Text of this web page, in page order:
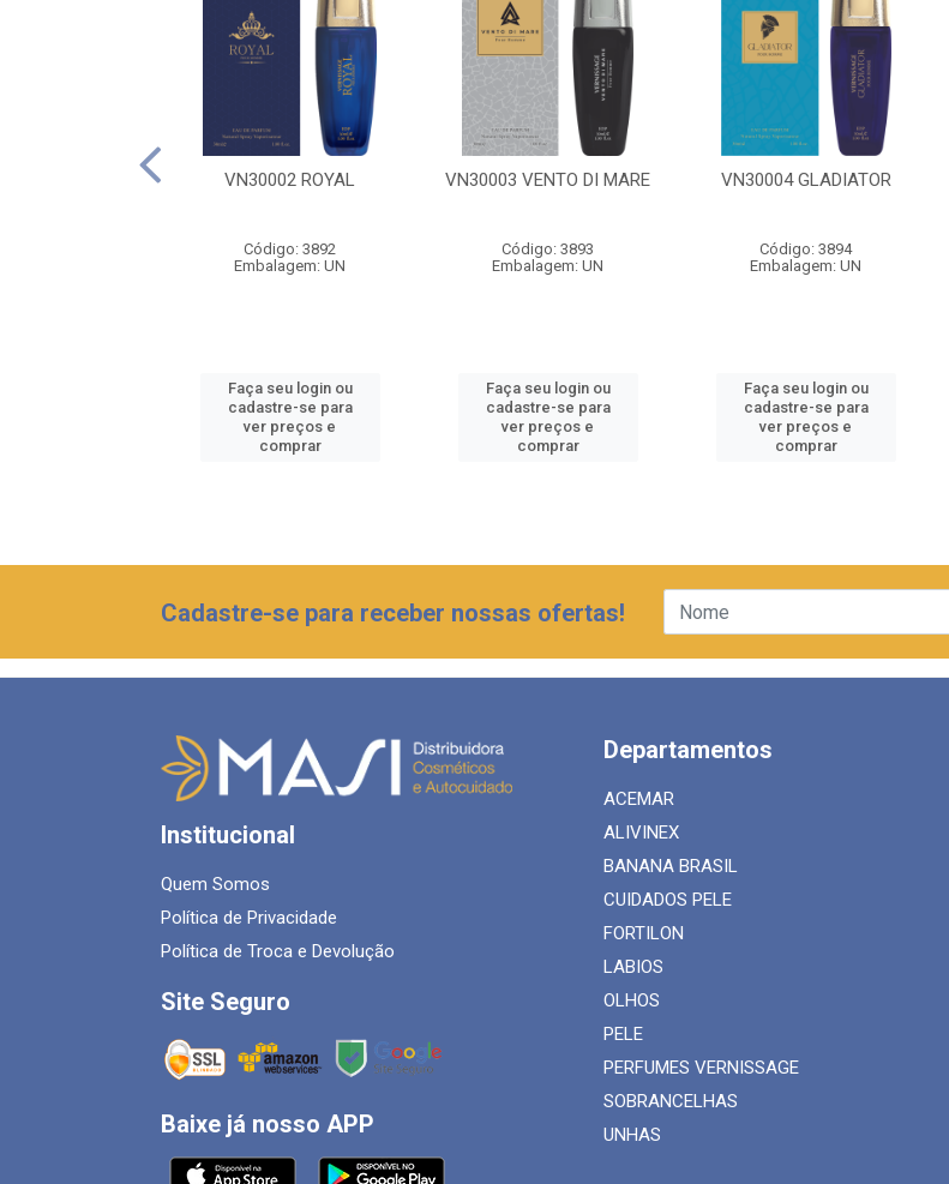
VN30002 ROYAL
Código: 3892
Embalagem: UN
Faça seu login ou
cadastre-se para
ver preços e
comprar
VN30003 VENTO DI MARE
Código: 3893
Embalagem: UN
Faça seu login ou
cadastre-se para
ver preços e
comprar
VN30004 GLADIATOR
Código: 3894
Embalagem: UN
Faça seu login ou
cadastre-se para
ver preços e
comprar
Cadastre-se para receber nossas ofertas!
Institucional
Quem Somos
Política de Privacidade
Política de Troca e Devolução
Site Seguro
Baixe já nosso APP
Departamentos
ACEMAR
ALIVINEX
BANANA BRASIL
CUIDADOS PELE
FORTILON
LABIOS
OLHOS
PELE
PERFUMES VERNISSAGE
SOBRANCELHAS
UNHAS